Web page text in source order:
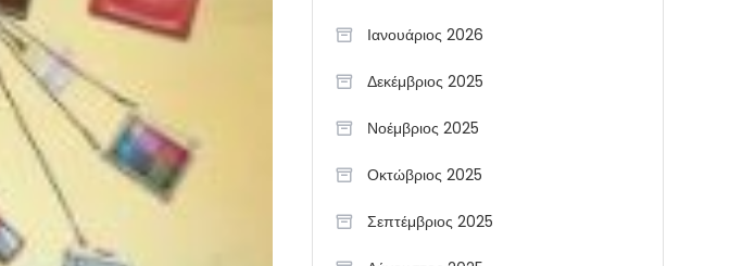
Ιανουάριος 2026
Δεκέμβριος 2025
Νοέμβριος 2025
Οκτώβριος 2025
Σεπτέμβριος 2025